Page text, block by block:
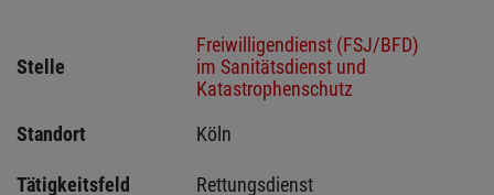
Stelle
Freiwilligendienst (FSJ/BFD)
im Sanitätsdienst und
Katastrophenschutz
Standort
Köln
Tätigkeitsfeld Rettungsdienst